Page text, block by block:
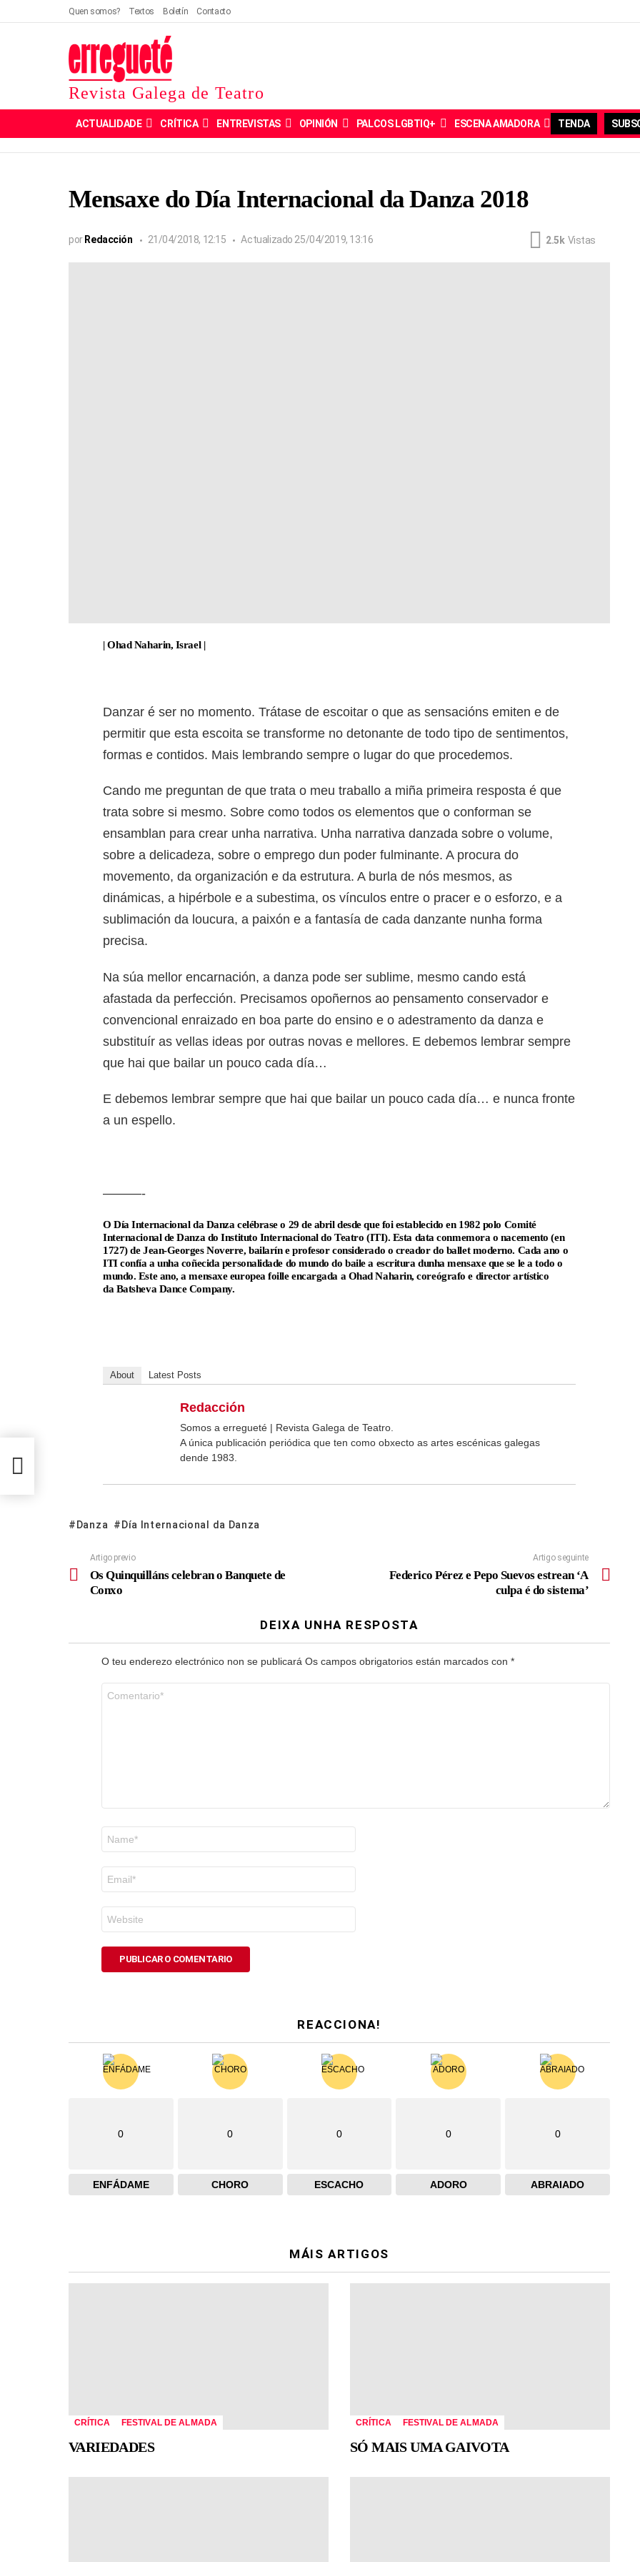
Quen somos? Textos Boletín Contacto
Revista Galega de Teatro
ACTUALIDADE CRÍTICA ENTREVISTAS OPINIÓN PALCOS LGBTIQ+ ESCENA AMADORA TENDA
Mensaxe do Día Internacional da Danza 2018
por Redacción 21/04/2018, 12:15 Actualizado 25/04/2019, 13:16 2.5k Vistas
| Ohad Naharin, Israel |
Danzar é ser no momento. Trátase de escoitar o que as sensacións emiten e de
permitir que esta escoita se transforme no detonante de todo tipo de sentimentos,
formas e contidos. Mais lembrando sempre o lugar do que procedemos.
Cando me preguntan de que trata o meu traballo a miña primeira resposta é que
trata sobre si mesmo. Sobre como todos os elementos que o conforman se
ensamblan para crear unha narrativa. Unha narrativa danzada sobre o volume,
sobre a delicadeza, sobre o emprego dun poder fulminante. A procura do
movemento, da organización e da estrutura. A burla de nós mesmos, as
dinámicas, a hipérbole e a subestima, os vínculos entre o pracer e o esforzo, e a
sublimación da loucura, a paixón e a fantasía de cada danzante nunha forma
precisa.
Na súa mellor encarnación, a danza pode ser sublime, mesmo cando está
afastada da perfección. Precisamos opoñernos ao pensamento conservador e
convencional enraizado en boa parte do ensino e o adestramento da danza e
substituír as vellas ideas por outras novas e mellores. E debemos lembrar sempre
que hai que bailar un pouco cada día…
E debemos lembrar sempre que hai que bailar un pouco cada día… e nunca fronte
a un espello.
———-
O Día Internacional da Danza celébrase o 29 de abril desde que foi establecido en 1982 polo Comité
Internacional de Danza do Instituto Internacional do Teatro (ITI). Esta data conmemora o nacemento (en
1727) de Jean-Georges Noverre, bailarín e profesor considerado o creador do ballet moderno. Cada ano o
ITI confía a unha coñecida personalidade do mundo do baile a escritura dunha mensaxe que se le a todo o
mundo. Este ano, a mensaxe europea foille encargada a Ohad Naharin, coreógrafo e director artístico
da Batsheva Dance Company.
About Latest Posts
Redacción
Somos a erregueté | Revista Galega de Teatro.
A única publicación periódica que ten como obxecto as artes escénicas galegas
dende 1983.
Danza Día Internacional da Danza
Artigo previo
Os Quinquilláns celebran o Banquete de
Conxo
Artigo seguinte
Federico Pérez e Pepo Suevos estrean ‘A
culpa é do sistema’
DEIXA UNHA RESPOSTA
O teu enderezo electrónico non se publicará Os campos obrigatorios están marcados con *
electrónico
*
REACCIONA!
0
ENFÁDAME
0
CHORO
0
ESCACHO
0
ADORO
0
ABRAIADO
MÁIS ARTIGOS
CRÍTICA FESTIVAL DE ALMADA
VARIEDADES
CRÍTICA FESTIVAL DE ALMADA
SÓ MAIS UMA GAIVOTA